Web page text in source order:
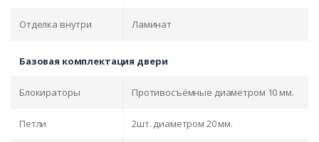
Отделка внутри Ламинат
Базовая комплектация двери
Блокираторы Противосъёмные диаметром 10 мм.
Петли 2шт. диаметром 20 мм.